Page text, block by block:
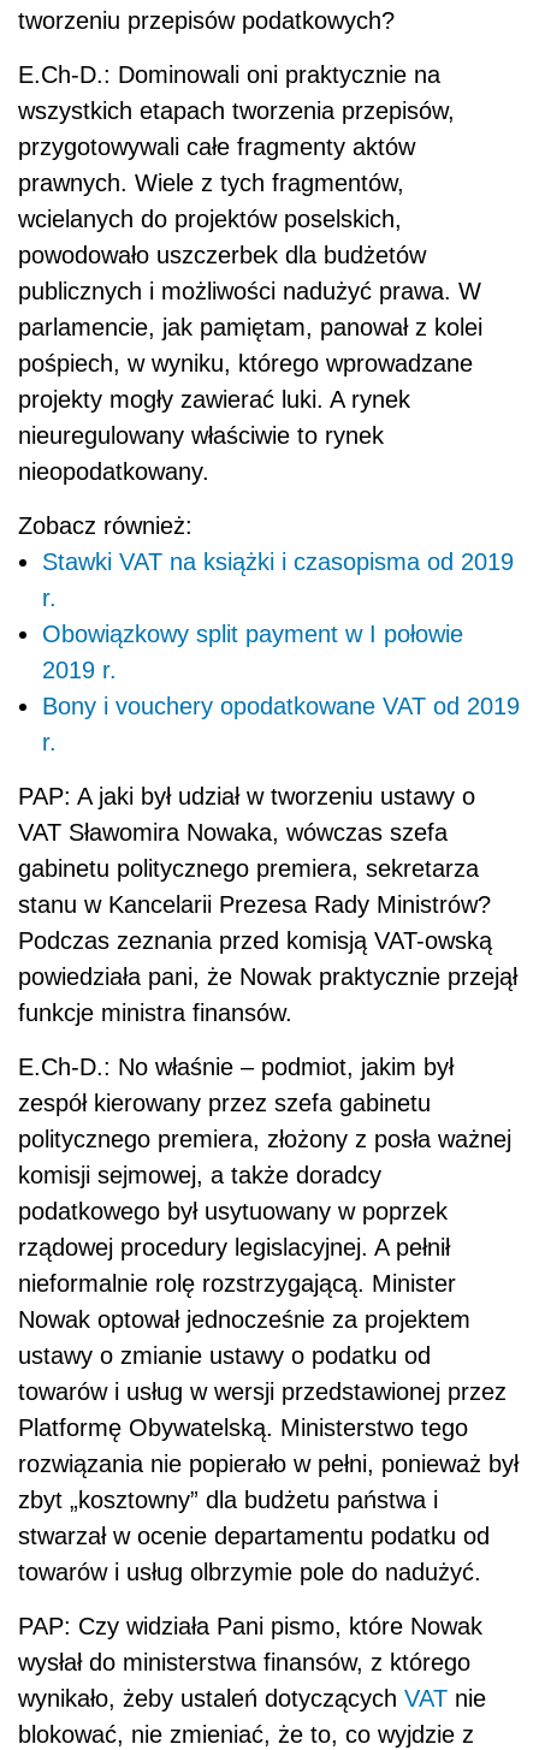
tworzeniu przepisów podatkowych?
E.Ch-D.: Dominowali oni praktycznie na
wszystkich etapach tworzenia przepisów,
przygotowywali całe fragmenty aktów
prawnych. Wiele z tych fragmentów,
wcielanych do projektów poselskich,
powodowało uszczerbek dla budżetów
publicznych i możliwości nadużyć prawa. W
parlamencie, jak pamiętam, panował z kolei
pośpiech, w wyniku, którego wprowadzane
projekty mogły zawierać luki. A rynek
nieuregulowany właściwie to rynek
nieopodatkowany.
Zobacz również:
Stawki VAT na książki i czasopisma od 2019
r.
Obowiązkowy split payment w I połowie
2019 r.
Bony i vouchery opodatkowane VAT od 2019
r.
PAP: A jaki był udział w tworzeniu ustawy o
VAT Sławomira Nowaka, wówczas szefa
gabinetu politycznego premiera, sekretarza
stanu w Kancelarii Prezesa Rady Ministrów?
Podczas zeznania przed komisją VAT-owską
powiedziała pani, że Nowak praktycznie przejął
funkcje ministra finansów.
E.Ch-D.: No właśnie – podmiot, jakim był
zespół kierowany przez szefa gabinetu
politycznego premiera, złożony z posła ważnej
komisji sejmowej, a także doradcy
podatkowego był usytuowany w poprzek
rządowej procedury legislacyjnej. A pełnił
nieformalnie rolę rozstrzygającą. Minister
Nowak optował jednocześnie za projektem
ustawy o zmianie ustawy o podatku od
towarów i usług w wersji przedstawionej przez
Platformę Obywatelską. Ministerstwo tego
rozwiązania nie popierało w pełni, ponieważ był
zbyt „kosztowny” dla budżetu państwa i
stwarzał w ocenie departamentu podatku od
towarów i usług olbrzymie pole do nadużyć.
PAP: Czy widziała Pani pismo, które Nowak
wysłał do ministerstwa finansów, z którego
wynikało, żeby ustaleń dotyczących VAT nie
blokować, nie zmieniać, że to, co wyjdzie z